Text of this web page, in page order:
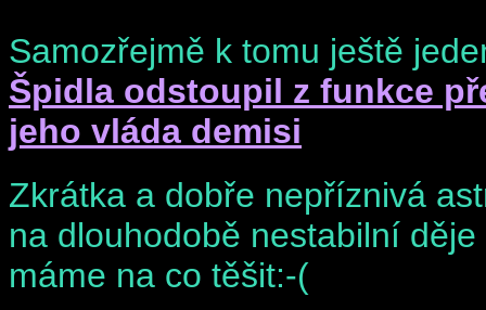
Samozřejmě k tomu ještě
Špidla odstoupil z funkce
jeho vláda demisi
Zkrátka a dobře nepříznivá
na dlouhodobě nestabilní
máme na co těšit:-(